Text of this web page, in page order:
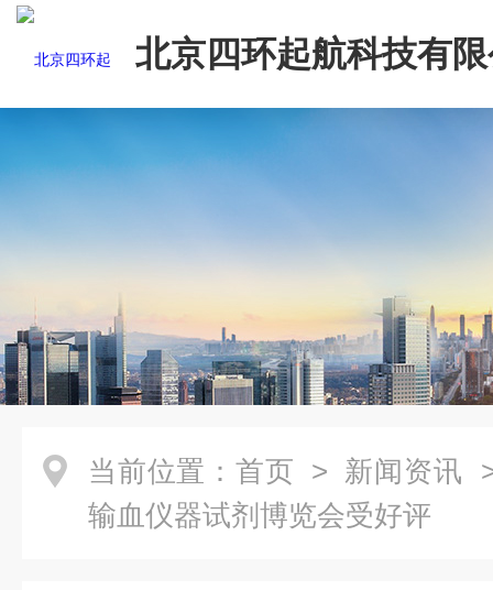
北京四环起航科技有
当前位置： 首页 > 新闻资讯
输血仪器试剂博览会受好评